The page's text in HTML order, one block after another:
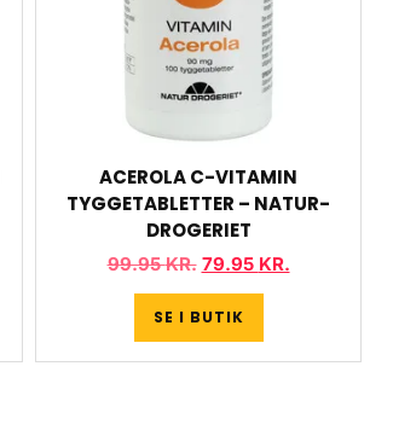
ACEROLA C-VITAMIN
TYGGETABLETTER – NATUR-
DROGERIET
99.95KR. 79.95 KR.
SE I BUTIK